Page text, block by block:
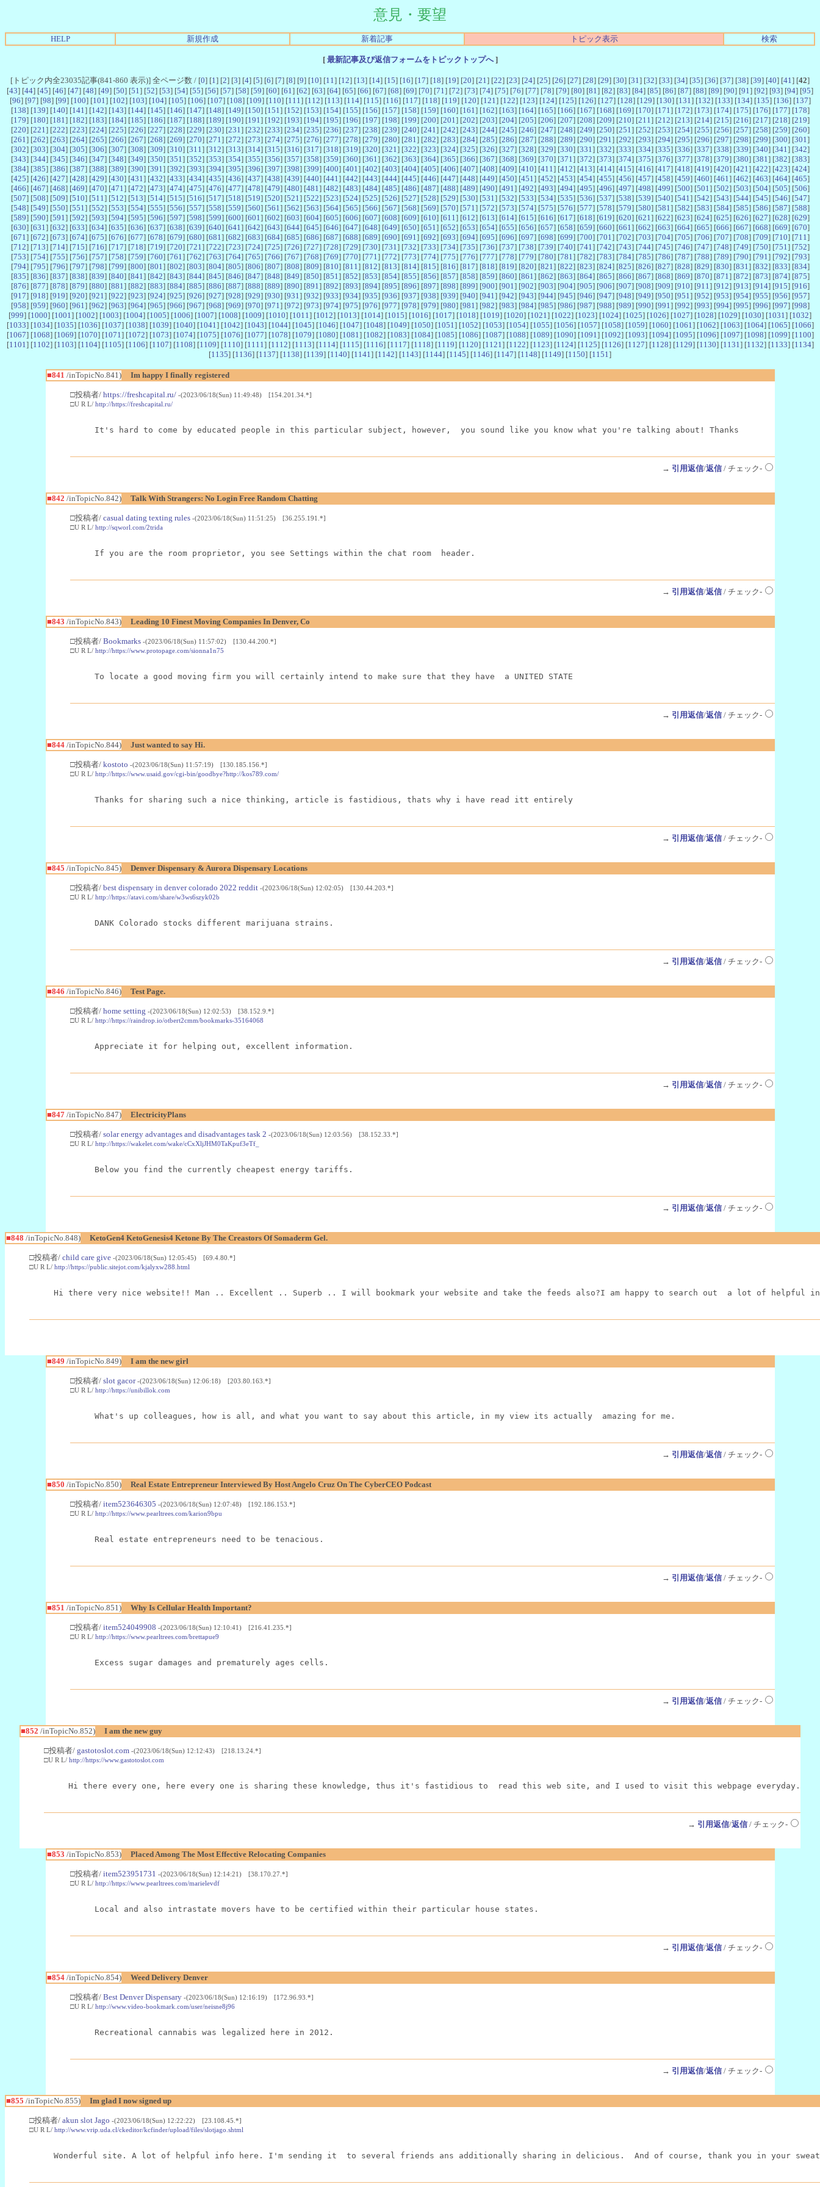
意見・要望
HELP 新規作成 新着記事 トピック表示 検索
[最新記事及び返信フォームをトピックトップへ]
[トピック内全23035記事(841-860 表示)] 全ページ数 / [0] [1 ] [2] [3] [4] [5] [6] [7] [8] [9] [10] [11 ] [12] [13] [14] [15] [16] [17] [18] [19] [20] [21 ] [22] [23] [24] [25] [26] [27] [28] [29] [30] [31 ] [32] [33] [34] [35] [36] [37] [38] [39] [40] [41 ] [42]
[43] [44] [45] [46] [47] [48] [49] [50] [51 ] [52] [53] [54] [55] [56] [57] [58] [59] [60] [61 ] [62] [63] [64] [65] [66] [67] [68] [69] [70] [71 ] [72] [73] [74] [75] [76] [77] [78] [79] [80] [81 ] [82] [83] [84] [85] [86] [87] [88] [89] [90] [91 ] [92] [93] [94] [95]
[96] [97] [98] [99] [100] [101 ] [102] [103] [104] [105] [106] [107] [108] [109] [110] [111 ] [112] [113] [114] [115] [116] [117] [118] [119] [120] [121 ] [122] [123] [124] [125] [126] [127] [128] [129] [130] [131 ] [132] [133] [134] [135] [136] [137]
[138] [139] [140] [141 ] [142] [143] [144] [145] [146] [147] [148] [149] [150] [151 ] [152] [153] [154] [155] [156] [157] [158] [159] [160] [161 ] [162] [163] [164] [165] [166] [167] [168] [169] [170] [171 ] [172] [173] [174] [175] [176] [177] [178]
[179] [180] [181 ] [182] [183] [184] [185] [186] [187] [188] [189] [190] [191 ] [192] [193] [194] [195] [196] [197] [198] [199] [200] [201 ] [202] [203] [204] [205] [206] [207] [208] [209] [210] [211 ] [212] [213] [214] [215] [216] [217] [218] [219]
[220] [221 ] [222] [223] [224] [225] [226] [227] [228] [229] [230] [231 ] [232] [233] [234] [235] [236] [237] [238] [239] [240] [241 ] [242] [243] [244] [245] [246] [247] [248] [249] [250] [251 ] [252] [253] [254] [255] [256] [257] [258] [259] [260]
[261 ] [262] [263] [264] [265] [266] [267] [268] [269] [270] [271 ] [272] [273] [274] [275] [276] [277] [278] [279] [280] [281 ] [282] [283] [284] [285] [286] [287] [288] [289] [290] [291 ] [292] [293] [294] [295] [296] [297] [298] [299] [300] [301 ]
[302] [303] [304] [305] [306] [307] [308] [309] [310] [311 ] [312] [313] [314] [315] [316] [317] [318] [319] [320] [321 ] [322] [323] [324] [325] [326] [327] [328] [329] [330] [331 ] [332] [333] [334] [335] [336] [337] [338] [339] [340] [341 ] [342]
[343] [344] [345] [346] [347] [348] [349] [350] [351 ] [352] [353] [354] [355] [356] [357] [358] [359] [360] [361 ] [362] [363] [364] [365] [366] [367] [368] [369] [370] [371 ] [372] [373] [374] [375] [376] [377] [378] [379] [380] [381 ] [382] [383]
[384] [385] [386] [387] [388] [389] [390] [391 ] [392] [393] [394] [395] [396] [397] [398] [399] [400] [401 ] [402] [403] [404] [405] [406] [407] [408] [409] [410] [411 ] [412] [413] [414] [415] [416] [417] [418] [419] [420] [421 ] [422] [423] [424]
[425] [426] [427] [428] [429] [430] [431 ] [432] [433] [434] [435] [436] [437] [438] [439] [440] [441 ] [442] [443] [444] [445] [446] [447] [448] [449] [450] [451 ] [452] [453] [454] [455] [456] [457] [458] [459] [460] [461 ] [462] [463] [464] [465]
[466] [467] [468] [469] [470] [471 ] [472] [473] [474] [475] [476] [477] [478] [479] [480] [481 ] [482] [483] [484] [485] [486] [487] [488] [489] [490] [491 ] [492] [493] [494] [495] [496] [497] [498] [499] [500] [501 ] [502] [503] [504] [505] [506]
[507] [508] [509] [510] [511 ] [512] [513] [514] [515] [516] [517] [518] [519] [520] [521 ] [522] [523] [524] [525] [526] [527] [528] [529] [530] [531 ] [532] [533] [534] [535] [536] [537] [538] [539] [540] [541 ] [542] [543] [544] [545] [546] [547]
[548] [549] [550] [551 ] [552] [553] [554] [555] [556] [557] [558] [559] [560] [561 ] [562] [563] [564] [565] [566] [567] [568] [569] [570] [571 ] [572] [573] [574] [575] [576] [577] [578] [579] [580] [581 ] [582] [583] [584] [585] [586] [587] [588]
[589] [590] [591 ] [592] [593] [594] [595] [596] [597] [598] [599] [600] [601 ] [602] [603] [604] [605] [606] [607] [608] [609] [610] [611 ] [612] [613] [614] [615] [616] [617] [618] [619] [620] [621 ] [622] [623] [624] [625] [626] [627] [628] [629]
[630] [631 ] [632] [633] [634] [635] [636] [637] [638] [639] [640] [641 ] [642] [643] [644] [645] [646] [647] [648] [649] [650] [651 ] [652] [653] [654] [655] [656] [657] [658] [659] [660] [661 ] [662] [663] [664] [665] [666] [667] [668] [669] [670]
[671 ] [672] [673] [674] [675] [676] [677] [678] [679] [680] [681 ] [682] [683] [684] [685] [686] [687] [688] [689] [690] [691 ] [692] [693] [694] [695] [696] [697] [698] [699] [700] [701 ] [702] [703] [704] [705] [706] [707] [708] [709] [710] [711 ]
[712] [713] [714] [715] [716] [717] [718] [719] [720] [721 ] [722] [723] [724] [725] [726] [727] [728] [729] [730] [731 ] [732] [733] [734] [735] [736] [737] [738] [739] [740] [741 ] [742] [743] [744] [745] [746] [747] [748] [749] [750] [751 ] [752]
[753] [754] [755] [756] [757] [758] [759] [760] [761 ] [762] [763] [764] [765] [766] [767] [768] [769] [770] [771 ] [772] [773] [774] [775] [776] [777] [778] [779] [780] [781 ] [782] [783] [784] [785] [786] [787] [788] [789] [790] [791 ] [792] [793]
[794] [795] [796] [797] [798] [799] [800] [801 ] [802] [803] [804] [805] [806] [807] [808] [809] [810] [811 ] [812] [813] [814] [815] [816] [817] [818] [819] [820] [821 ] [822] [823] [824] [825] [826] [827] [828] [829] [830] [831 ] [832] [833] [834]
[835] [836] [837] [838] [839] [840] [841 ] [842] [843] [844] [845] [846] [847] [848] [849] [850] [851 ] [852] [853] [854] [855] [856] [857] [858] [859] [860] [861 ] [862] [863] [864] [865] [866] [867] [868] [869] [870] [871 ] [872] [873] [874] [875]
[876] [877] [878] [879] [880] [881 ] [882] [883] [884] [885] [886] [887] [888] [889] [890] [891 ] [892] [893] [894] [895] [896] [897] [898] [899] [900] [901 ] [902] [903] [904] [905] [906] [907] [908] [909] [910] [911 ] [912] [913] [914] [915] [916]
[917] [918] [919] [920] [921 ] [922] [923] [924] [925] [926] [927] [928] [929] [930] [931 ] [932] [933] [934] [935] [936] [937] [938] [939] [940] [941 ] [942] [943] [944] [945] [946] [947] [948] [949] [950] [951 ] [952] [953] [954] [955] [956] [957]
[958] [959] [960] [961 ] [962] [963] [964] [965] [966] [967] [968] [969] [970] [971 ] [972] [973] [974] [975] [976] [977] [978] [979] [980] [981 ] [982] [983] [984] [985] [986] [987] [988] [989] [990] [991 ] [992] [993] [994] [995] [996] [997] [998]
[999] [1000] [1001 ] [1002] [1003] [1004] [1005] [1006] [1007] [1008] [1009] [1010] [1011 ] [1012] [1013] [1014] [1015] [1016] [1017] [1018] [1019] [1020] [1021 ] [1022] [1023] [1024] [1025] [1026] [1027] [1028] [1029] [1030] [1031 ] [1032]
[1033] [1034] [1035] [1036] [1037] [1038] [1039] [1040] [1041 ] [1042] [1043] [1044] [1045] [1046] [1047] [1048] [1049] [1050] [1051 ] [1052] [1053] [1054] [1055] [1056] [1057] [1058] [1059] [1060] [1061 ] [1062] [1063] [1064] [1065] [1066]
[1067] [1068] [1069] [1070] [1071 ] [1072] [1073] [1074] [1075] [1076] [1077] [1078] [1079] [1080] [1081 ] [1082] [1083] [1084] [1085] [1086] [1087] [1088] [1089] [1090] [1091 ] [1092] [1093] [1094] [1095] [1096] [1097] [1098] [1099] [1100]
[1101 ] [1102] [1103] [1104] [1105] [1106] [1107] [1108] [1109] [1110] [1111 ] [1112] [1113] [1114] [1115] [1116] [1117] [1118] [1119] [1120] [1121 ] [1122] [1123] [1124] [1125] [1126] [1127] [1128] [1129] [1130] [1131 ] [1132] [1133] [1134]
[1135] [1136] [1137] [1138] [1139] [1140] [1141 ] [1142] [1143] [1144] [1145] [1146] [1147] [1148] [1149] [1150] [1151 ]
■841 /inTopicNo.841) Im happy I finally registered
□投稿者/ https://freshcapital.ru/ -(2023/06/18(Sun) 11:49:48) [154.201.34.*]
□U R L/ http://https://freshcapital.ru/
It's hard to come by educated people in this particular subject, however,  you sound like you know what you're talking about! Thanks
→ 引用返信/返信/ チェック-
■842 /inTopicNo.842) Talk With Strangers: No Login Free Random Chatting
□投稿者/ casual dating texting rules -(2023/06/18(Sun) 11:51:25) [36.255.191.*]
□U R L/ http://sqworl.com/2trida
If you are the room proprietor, you see Settings within the chat room  header.
→ 引用返信/返信/ チェック-
■843 /inTopicNo.843) Leading 10 Finest Moving Companies In Denver, Co
□投稿者/ Bookmarks -(2023/06/18(Sun) 11:57:02) [130.44.200.*]
□U R L/ http://https://www.protopage.com/sionna1n75
To locate a good moving firm you will certainly intend to make sure that they have  a UNITED STATE
→ 引用返信/返信/ チェック-
■844/inTopicNo.844) Just wanted to say Hi.
□投稿者/ kostoto -(2023/06/18(Sun) 11:57:19) [130.185.156.*]
□U R L/ http://https://www.usaid.gov/cgi-bin/goodbye?http://kos789.com/
Thanks for sharing such a nice thinking, article is fastidious, thats why i have read itt entirely
→ 引用返信/返信/ チェック-
■845 /inTopicNo.845) Denver Dispensary & Aurora Dispensary Locations
□投稿者/ best dispensary in denver colorado 2022 reddit -(2023/06/18(Sun) 12:02:05) [130.44.203.*]
□U R L/ http://https://atavi.com/share/w3ws6szyk02b
DANK Colorado stocks different marijuana strains.
→ 引用返信/返信/ チェック-
■846 /inTopicNo.846) Test Page.
□投稿者/ home setting -(2023/06/18(Sun) 12:02:53) [38.152.9.*]
□U R L/ http://https://raindrop.io/otbert2cmm/bookmarks-35164068
Appreciate it for helping out, excellent information.
→ 引用返信/返信/ チェック-
■847/inTopicNo.847) ElectricityPlans
□投稿者/ solar energy advantages and disadvantages task 2 -(2023/06/18(Sun) 12:03:56) [38.152.33.*]
□U R L/ http://https://wakelet.com/wake/cCxXljJHM0TaKpuf3eTf_
Below you find the currently cheapest energy tariffs.
→ 引用返信/返信/ チェック-
■848 /inTopicNo.848) KetoGen4 KetoGenesis4 Ketone By The Creastors Of Somaderm Gel.
□投稿者/ child care give -(2023/06/18(Sun) 12:05:45) [69.4.80.*]
□U R L/ http://https://public.sitejot.com/kjalyxw288.html
Hi there very nice website!! Man .. Excellent .. Superb .. I will bookmark your website and take the feeds also?I am happy to search out  a lot of helpful
■849 /inTopicNo.849) I am the new girl
□投稿者/ slot gacor -(2023/06/18(Sun) 12:06:18) [203.80.163.*]
□U R L/ http://https://unibillok.com
What's up colleagues, how is all, and what you want to say about this article, in my view its actually  amazing for me.
→ 引用返信/返信/ チェック-
■850 /inTopicNo.850) Real Estate Entrepreneur Interviewed By Host Angelo Cruz On The CyberCEO Podcast
□投稿者/ item523646305 -(2023/06/18(Sun) 12:07:48) [192.186.153.*]
□U R L/ http://https://www.pearltrees.com/karion9bpu
Real estate entrepreneurs need to be tenacious.
→ 引用返信/返信/ チェック-
■851 /inTopicNo.851) Why Is Cellular Health Important?
□投稿者/ item524049908 -(2023/06/18(Sun) 12:10:41) [216.41.235.*]
□U R L/ http://https://www.pearltrees.com/brettapue9
Excess sugar damages and prematurely ages cells.
→ 引用返信/返信/ チェック-
■852 /inTopicNo.852) I am the new guy
□投稿者/ gastotoslot.com -(2023/06/18(Sun) 12:12:43) [218.13.24.*]
□U R L/ http://https://www.gastotoslot.com
Hi there every one, here every one is sharing these knowledge, thus it's fastidious to  read this web site, and I used to visit this webpage everyday.
→ 引用返信/返信 / チェック-
■853 /inTopicNo.853) Placed Among The Most Effective Relocating Companies
□投稿者/ item523951731 -(2023/06/18(Sun) 12:14:21) [38.170.27.*]
□U R L/ http://https://www.pearltrees.com/marielevdf
Local and also intrastate movers have to be certified within their particular house states.
→ 引用返信/返信/ チェック-
■854/inTopicNo.854) Weed Delivery Denver
□投稿者/ Best Denver Dispensary -(2023/06/18(Sun) 12:16:19) [172.96.93.*]
□U R L/ http://www.video-bookmark.com/user/neisne8j96
Recreational cannabis was legalized here in 2012.
→ 引用返信/返信/ チェック-
■855 /inTopicNo.855) Im glad I now signed up
□投稿者/ akun slot Jago -(2023/06/18(Sun) 12:22:22) [23.108.45.*]
□U R L/ http://www.vrip.uda.cl/ckeditor/kcfinder/upload/files/slotjago.shtml
Wonderful site. A lot of helpful info here. I'm sending it  to several friends ans additionally sharing in delicious.  And of course, thank you in your